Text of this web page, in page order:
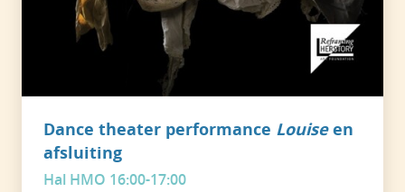
Dance theater performance Louiseen
afsluiting
Hal HMO 16:00-17:00